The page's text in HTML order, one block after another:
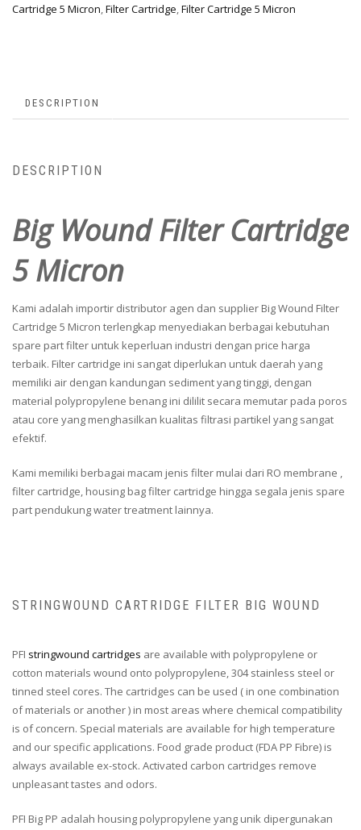
Cartridge 5 Micron,Filter Cartridge,Filter Cartridge 5 Micron
DESCRIPTION
DESCRIPTION
Big Wound Filter Cartridge
5 Micron
Kami adalah importir distributor agen dan supplier Big Wound Filter
Cartridge 5 Micron terlengkap menyediakan berbagai kebutuhan
spare part filter untuk keperluan industri dengan price harga
terbaik. Filter cartridge ini sangat diperlukan untuk daerah yang
memiliki air dengan kandungan sediment yang tinggi, dengan
material polypropylene benang ini dililit secara memutar pada poros
atau core yang menghasilkan kualitas filtrasi partikel yang sangat
efektif.
Kami memiliki berbagai macam jenis filter mulai dari RO membrane ,
filter cartridge, housing bag filter cartridge hingga segala jenis spare
part pendukung water treatment lainnya.
STRINGWOUND CARTRIDGE FILTER BIG WOUND
PFI stringwound cartridges are available with polypropylene or
cotton materials wound onto polypropylene, 304 stainless steel or
tinned steel cores. The cartridges can be used ( in one combination
of materials or another ) in most areas where chemical compatibility
is of concern. Special materials are available for high temperature
and our specific applications. Food grade product (FDA PP Fibre) is
always available ex-stock. Activated carbon cartridges remove
unpleasant tastes and odors.
PFI Big PP adalah housing polypropylene yang unik dipergunakan